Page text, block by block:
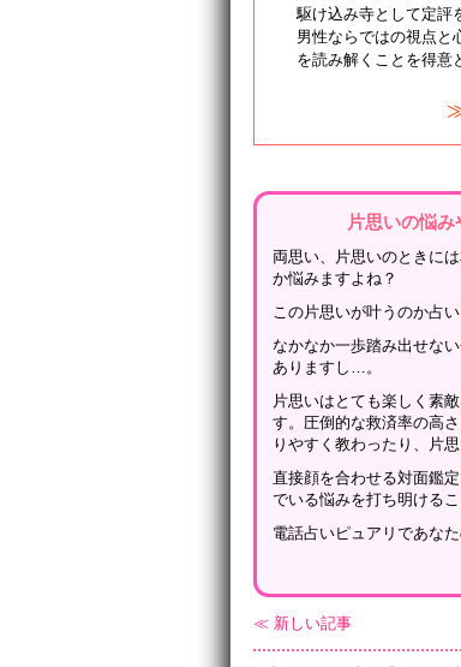
駆け込み寺として定評
男性ならではの視点と
を読み解くことを得意
片思いの悩
両思い、片思いのときに
か悩みますよね？
この片思いが叶うのか占
なかなか一歩踏み出せな
ありますし…。
片思いはとても楽しく素
す。圧倒的な救済率の高
りやすく教わったり、片
直接顔を合わせる対面鑑
でいる悩みを打ち明ける
電話占いピュアリであな
≪ 新しい記事